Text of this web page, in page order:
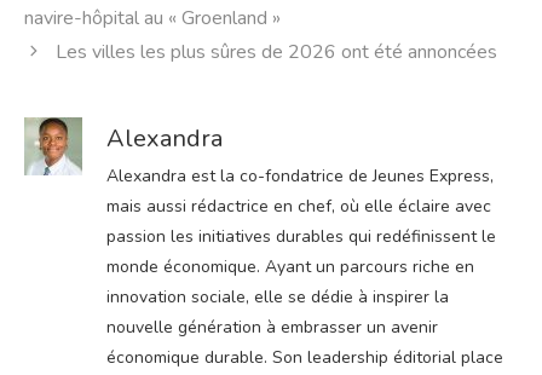
navire-hôpital au « Groenland »
Les villes les plus sûres de 2026 ont été annoncées
Alexandra
Alexandra est la co-fondatrice de Jeunes Express,
mais aussi rédactrice en chef, où elle éclaire avec
passion les initiatives durables qui redéfinissent le
monde économique. Ayant un parcours riche en
innovation sociale, elle se dédie à inspirer la
nouvelle génération à embrasser un avenir
économique durable. Son leadership éditorial place